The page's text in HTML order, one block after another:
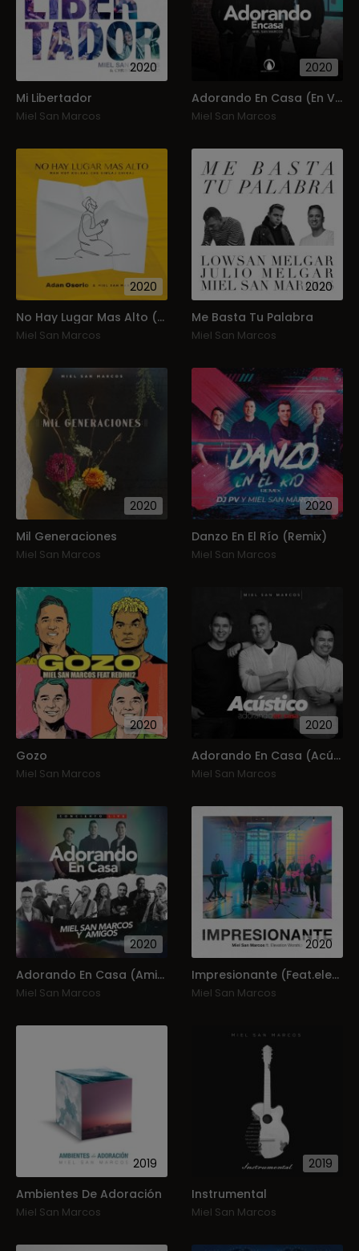
2020
Mi Libertador
Miel San Marcos
2020
Adorando En Casa (En Vivo Desde Casa)
Miel San Marcos
2020
No Hay Lugar Mas Alto (Man K’ot K’olbal Che Sib’laj Chikaj)
Miel San Marcos
2020
Me Basta Tu Palabra
Miel San Marcos
2020
Mil Generaciones
Miel San Marcos
2020
Danzo En El Río (Remix)
Miel San Marcos
2020
Gozo
Miel San Marcos
2020
Adorando En Casa (Acústico)
Miel San Marcos
2020
Adorando En Casa (Amigos Invitados)
Miel San Marcos
2020
Impresionante (Feat.elevation Worship) (Single)
Miel San Marcos
2019
Ambientes De Adoración
Miel San Marcos
2019
Instrumental
Miel San Marcos